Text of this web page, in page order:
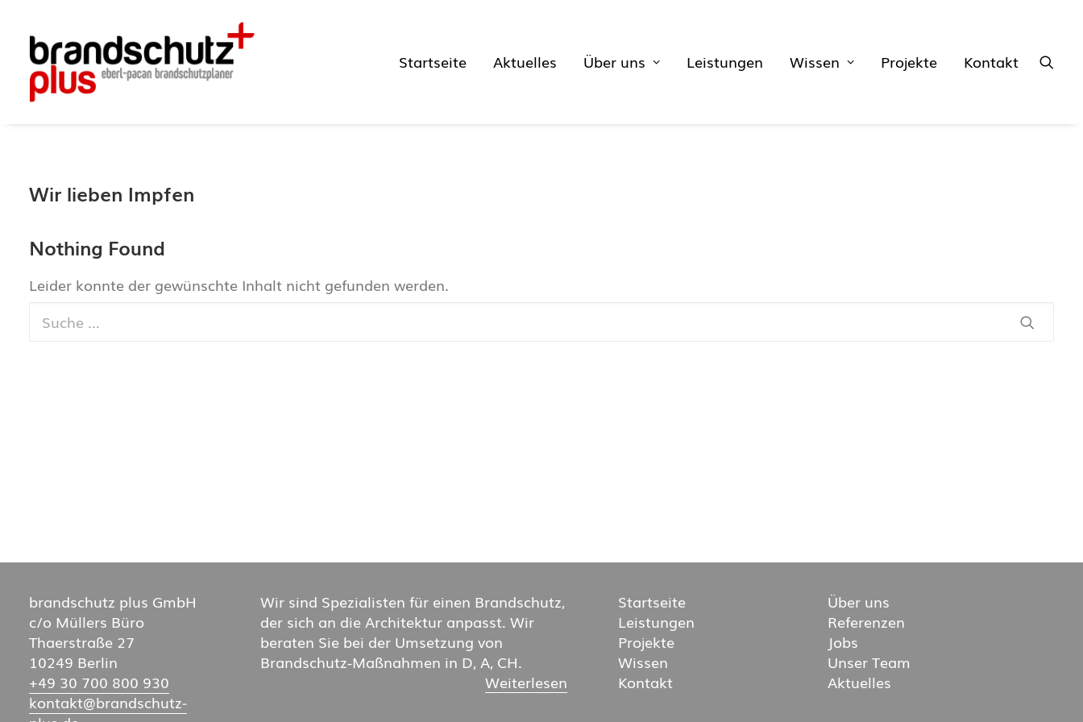
Startseite Aktuelles Über uns Leistungen Wissen Projekte Kontakt
Wir lieben Impfen
Nothing Found
Leider konnte der gewünschte Inhalt nicht gefunden werden.
brandschutz plus GmbH
c/o Müllers Büro
Thaerstraße 27
10249 Berlin
+49 30 700 800 930
kontakt@brand­schutz­
Wir sind Spezialisten für einen Brandschutz,
der sich an die Architektur anpasst. Wir
beraten Sie bei der Umsetzung von
Brandschutz-Maßnahmen in D, A, CH.
Weiterlesen
Startseite
Leistungen
Projekte
Wissen
Kontakt
Über uns
Referenzen
Jobs
Unser Team
Aktuelles